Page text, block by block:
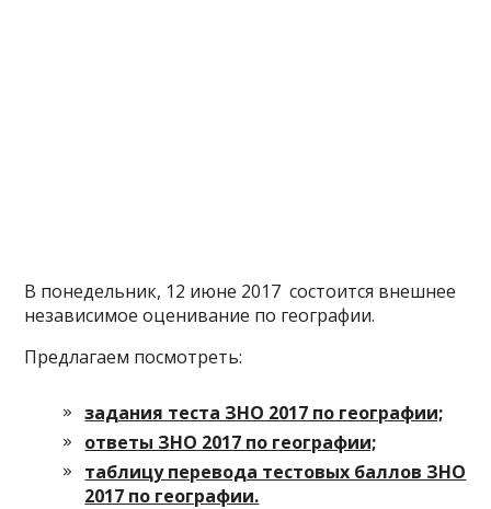
В понедельник, 12 июне 2017 состоится внешнее
независимое оценивание по географии.
Предлагаем посмотреть:
задания теста ЗНО 2017 по географии;
ответы ЗНО 2017 по географии;
таблицу перевода тестовых баллов ЗНО
2017 по географии.